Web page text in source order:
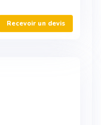
Recevoir un devis